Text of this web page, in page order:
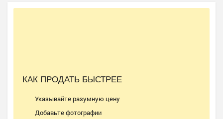
КАК ПРОДАТЬ БЫСТРЕЕ
Указывайте разумную цену
Добавьте фотографии